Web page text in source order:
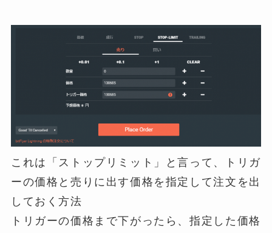
これは「ストップリミット」と言って、トリガ
ーの価格と売りに出す価格を指定して注文を出
しておく方法
トリガーの価格まで下がったら、指定した価格